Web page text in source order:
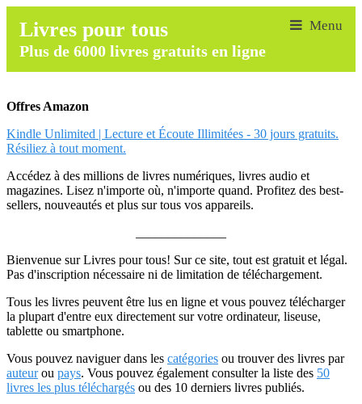
Livres pour tous
Plus de 6000 livres gratuits en ligne
Offres Amazon
Kindle Unlimited | Lecture et Écoute Illimitées - 30 jours gratuits.
Résiliez à tout moment.
Accédez à des millions de livres numériques, livres audio et
magazines. Lisez n'importe où, n'importe quand. Profitez des best-
sellers, nouveautés et plus sur tous vos appareils.
Bienvenue sur Livres pour tous! Sur ce site, tout est gratuit et légal.
Pas d'inscription nécessaire ni de limitation de téléchargement.
Tous les livres peuvent être lus en ligne et vous pouvez télécharger
la plupart d'entre eux directement sur votre ordinateur, liseuse,
tablette ou smartphone.
Vous pouvez naviguer dans les catégories ou trouver des livres par
auteurou pays. Vous pouvez également consulter la liste des 50
livres les plus téléchargés ou des 10 derniers livres publiés.